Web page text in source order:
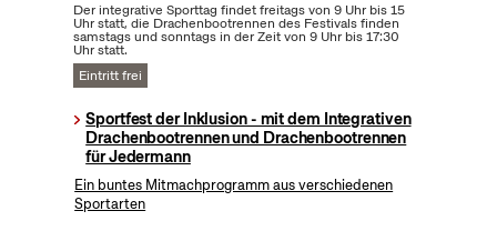
Der integrative Sporttag findet freitags von 9 Uhr bis 15
Uhr statt, die Drachenbootrennen des Festivals finden
samstags und sonntags in der Zeit von 9 Uhr bis 17:30
Uhr statt.
Eintritt frei
Sportfest der Inklusion - mit dem Integrativen
Drachenbootrennen und Drachenbootrennen
für Jedermann
Ein buntes Mitmachprogramm aus verschiedenen
Sportarten